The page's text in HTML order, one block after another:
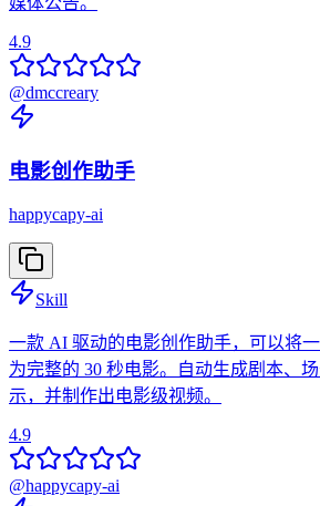
4.9
@dmccreary
电影创作助手
happycapy-ai
Skill
一款 AI 驱动的电影创作助手，可以将
为完整的 30 秒电影。自动生成剧本、
示，并制作出电影级视频。
4.9
@happycapy-ai